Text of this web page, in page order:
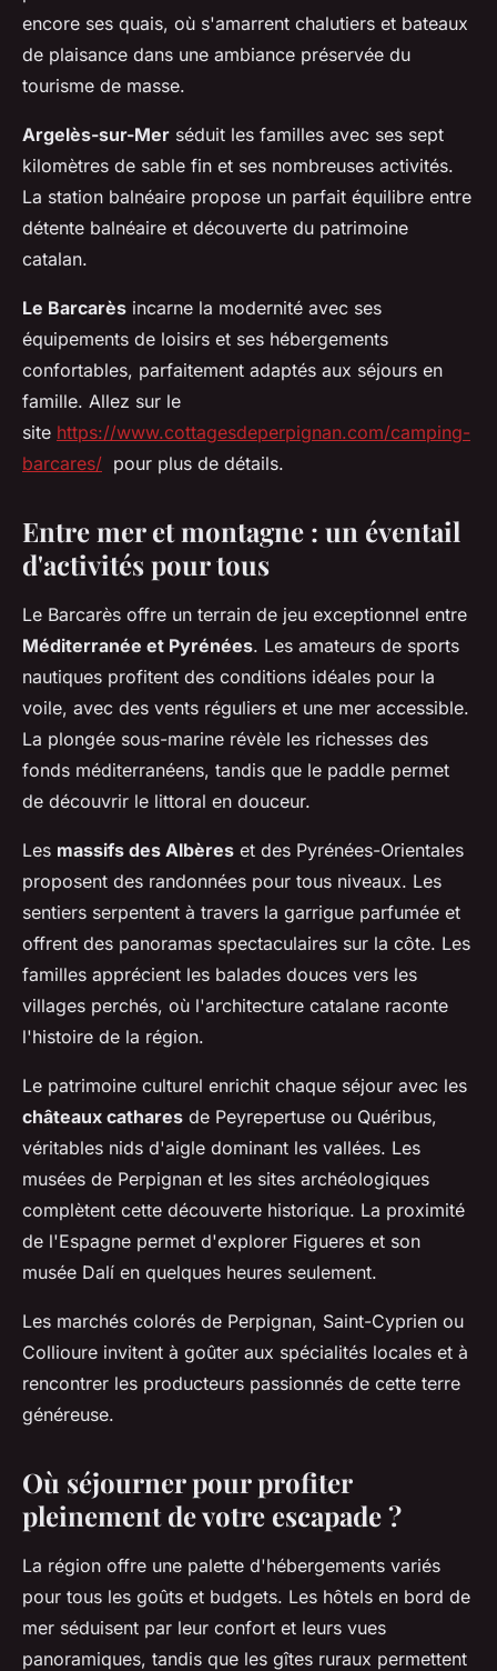
encore ses quais, où s'amarrent chalutiers et bateaux
de plaisance dans une ambiance préservée du
tourisme de masse.
Argelès-sur-Mer séduit les familles avec ses sept
kilomètres de sable fin et ses nombreuses activités.
La station balnéaire propose un parfait équilibre entre
détente balnéaire et découverte du patrimoine
catalan.
Le Barcarès incarne la modernité avec ses
équipements de loisirs et ses hébergements
confortables, parfaitement adaptés aux séjours en
famille. Allez sur le
site https://www.cottagesdeperpignan.com/camping-
barcares/ pour plus de détails.
Entre mer et montagne : un éventail
d'activités pour tous
Le Barcarès offre un terrain de jeu exceptionnel entre
Méditerranée et Pyrénées. Les amateurs de sports
nautiques profitent des conditions idéales pour la
voile, avec des vents réguliers et une mer accessible.
La plongée sous-marine révèle les richesses des
fonds méditerranéens, tandis que le paddle permet
de découvrir le littoral en douceur.
Les massifs des Albères et des Pyrénées-Orientales
proposent des randonnées pour tous niveaux. Les
sentiers serpentent à travers la garrigue parfumée et
offrent des panoramas spectaculaires sur la côte. Les
familles apprécient les balades douces vers les
villages perchés, où l'architecture catalane raconte
l'histoire de la région.
Le patrimoine culturel enrichit chaque séjour avec les
châteaux cathares de Peyrepertuse ou Quéribus,
véritables nids d'aigle dominant les vallées. Les
musées de Perpignan et les sites archéologiques
complètent cette découverte historique. La proximité
de l'Espagne permet d'explorer Figueres et son
musée Dalí en quelques heures seulement.
Les marchés colorés de Perpignan, Saint-Cyprien ou
Collioure invitent à goûter aux spécialités locales et à
rencontrer les producteurs passionnés de cette terre
généreuse.
Où séjourner pour profiter
pleinement de votre escapade ?
La région offre une palette d'hébergements variés
pour tous les goûts et budgets. Les hôtels en bord de
mer séduisent par leur confort et leurs vues
panoramiques, tandis que les gîtes ruraux permettent